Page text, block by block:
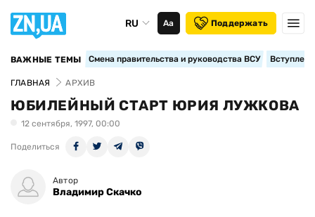
RU Аа Поддержать
ВАЖНЫЕ ТЕМЫ Смена правительства и руководства ВСУ
ГЛАВНАЯ АРХИВ
ЮБИЛЕЙНЫЙ СТАРТ ЮРИЯ ЛУЖКОВА
12 сентября, 1997, 00:00
Поделиться
Автор
Владимир Скачко